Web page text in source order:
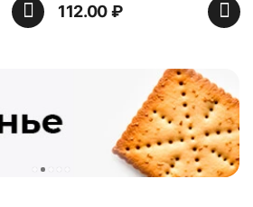
112.00₽